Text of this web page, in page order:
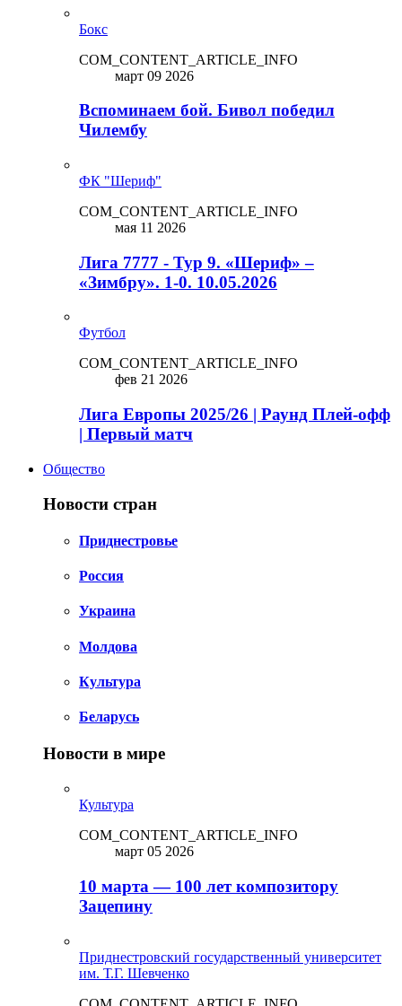
Бокс
COM_CONTENT_ARTICLE_INFO
март 09 2026
Вспоминаем бой. Бивол победил
Чилембу
ФК "Шериф"
COM_CONTENT_ARTICLE_INFO
мая 11 2026
Лига 7777 - Тур 9. «Шериф» –
«Зимбру». 1-0. 10.05.2026
Футбол
COM_CONTENT_ARTICLE_INFO
фев 21 2026
Лига Европы 2025/26 | Раунд Плей-офф
| Первый матч
Общество
Новости стран
Приднестровье
Россия
Украина
Молдова
Культура
Беларусь
Новости в мире
Культура
COM_CONTENT_ARTICLE_INFO
март 05 2026
10 марта — 100 лет композитору
Зацепину
Приднестровский государственный университет
им. Т.Г. Шевченко